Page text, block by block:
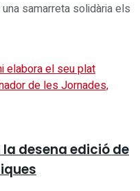
samarreta solidària els
desena edició de